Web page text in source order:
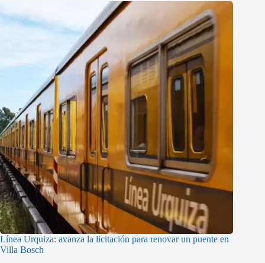
Línea Urquiza: avanza la licitación para renovar un puente en
Villa Bosch